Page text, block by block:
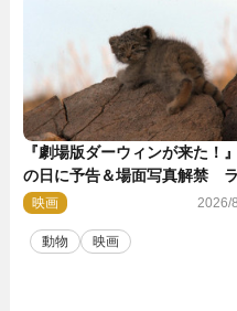
『劇場版ダーウィンが来た！
の日に予告＆場面写真解禁
やマヌルネコの赤ちゃんが大集
映画 2026/
動物 映画